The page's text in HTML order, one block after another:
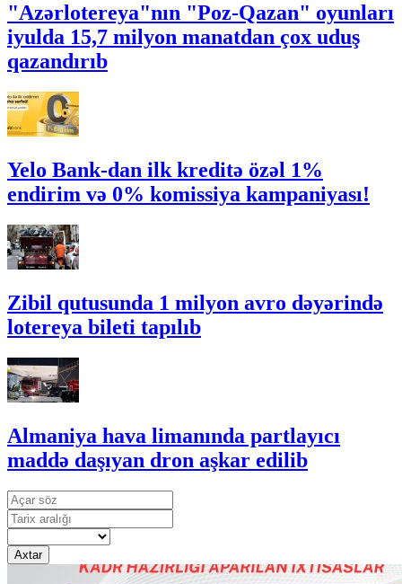
"Azərlotereya"nın "Poz-Qazan" oyunları
iyulda 15,7 milyon manatdan çox uduş
qazandırıb
Yelo Bank-dan ilk kreditə özəl 1%
endirim və 0% komissiya kampaniyası!
Zibil qutusunda 1 milyon avro dəyərində
lotereya bileti tapılıb
Almaniya hava limanında partlayıcı
maddə daşıyan dron aşkar edilib
Axtar